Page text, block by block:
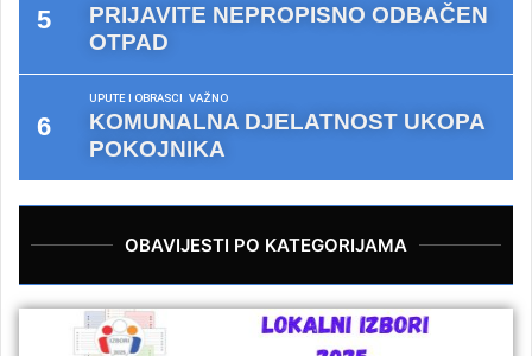
PRIJAVITE NEPROPISNO ODBAČEN
OTPAD
UPUTE I OBRASCI VAŽNO
KOMUNALNA DJELATNOST UKOPA
POKOJNIKA
OBAVIJESTI PO KATEGORIJAMA